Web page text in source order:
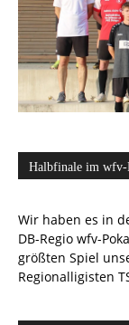
Halbfinale im wfv-
Wir haben es in
DB-Regio wfv-
größten Spiel
Regionalligisten